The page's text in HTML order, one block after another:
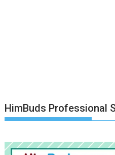
HimBuds Professional